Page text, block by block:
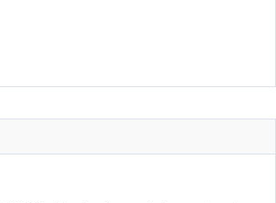
conjuro 4: Últimos ritos ya está disponible